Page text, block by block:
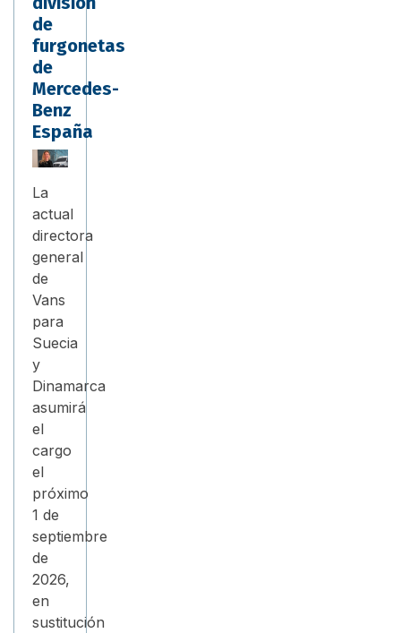
de
furgonetas
de
Mercedes-
Benz
España
La
actual
directora
general
de
Vans
para
Suecia
y
Dinamarca
asumirá
el
cargo
el
próximo
1 de
septiembre
de
2026,
en
sustitución